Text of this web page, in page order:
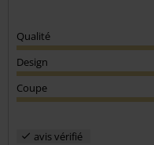
Qualité
Design
Coupe
avis vérifié